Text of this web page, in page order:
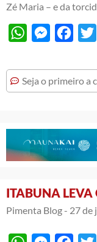
Zé Maria – e da
WhatsAppMessenger
Seja o primeiro a
ITABUNA LEVA
Pimenta Blog - 27 de